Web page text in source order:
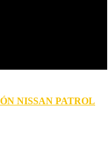
NISSAN PATROL